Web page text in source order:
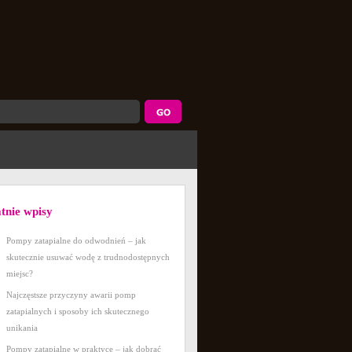
wpisy
Pompy zatapialne do odwodnień – jak
skutecznie usuwać wodę z trudnodostępnych
miejsc?
Najczęstsze przyczyny awarii pomp
zatapialnych i sposoby ich skutecznego
unikania
Pompy zatapialne w praktyce – jak dobrać